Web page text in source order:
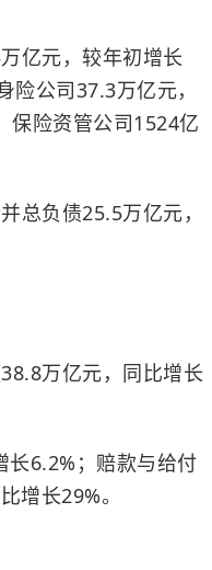
亿元，较年初增长
公司37.3万亿元，
保险资管公司1524亿
总负债25.5万亿元，
万亿元，同比增长
6.2%；赔款与给付
增长29%。